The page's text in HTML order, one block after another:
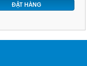
ĐẶT HÀNG